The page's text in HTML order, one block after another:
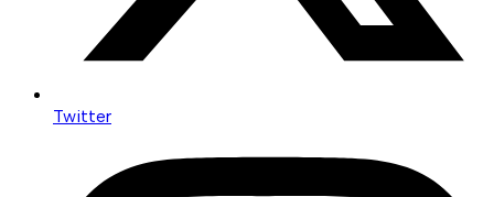
Twitter